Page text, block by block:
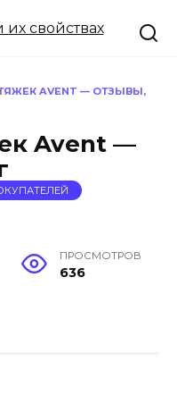
AVENT — ОТЗЫВЫ,
Avent —
ПРОСМОТРОВ
636